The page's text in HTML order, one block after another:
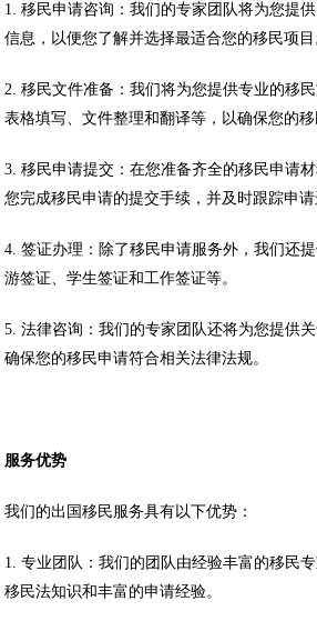
1. 移民申请咨询：我们的专家团队将为您提
信息，以便您了解并选择最适合您的移民项目
2. 移民文件准备：我们将为您提供专业的移
表格填写、文件整理和翻译等，以确保您的移
3. 移民申请提交：在您准备齐全的移民申请
您完成移民申请的提交手续，并及时跟踪申请
4. 签证办理：除了移民申请服务外，我们还
游签证、学生签证和工作签证等。
5. 法律咨询：我们的专家团队还将为您提供
确保您的移民申请符合相关法律法规。
服务优势
我们的出国移民服务具有以下优势：
1. 专业团队：我们的团队由经验丰富的移民
移民法知识和丰富的申请经验。